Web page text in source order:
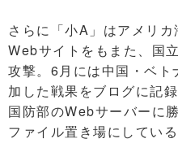
さらに「小A」はアメリ
Webサイトをもまた、国
攻撃。6月には中国・ベ
加した戦果をブログに記
国防部のWebサーバーに
ファイル置き場にしてい